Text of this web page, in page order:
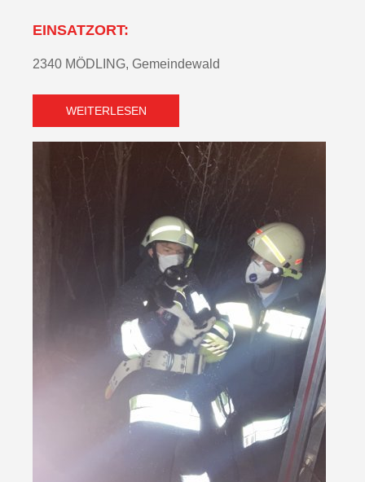
EINSATZORT:
2340 MÖDLING, Gemeindewald
WEITERLESEN